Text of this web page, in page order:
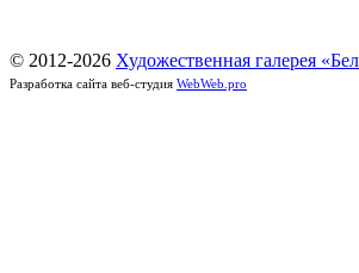
© 2012-2026 Художественная галерея
Разработка сайта веб-студия WebWeb.pro